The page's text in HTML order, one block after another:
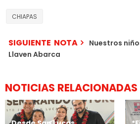
CHIAPAS
SIGUIENTE NOTA
Nuestros
Llaven Abarca
NOTICIAS RELACIONADAS